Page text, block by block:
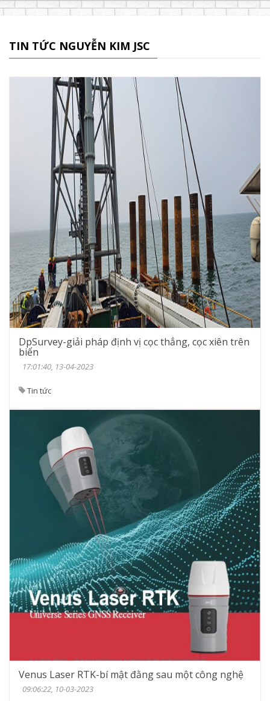
TIN TỨC NGUYỄN KIM JSC
DpSurvey-giải pháp định vị cọc thẳng, cọc xiên trên
biển
17:01:40, 13-04-2023
Tin tức
Venus Laser RTK-bí mật đằng sau một công nghệ
09:06:22, 10-03-2023